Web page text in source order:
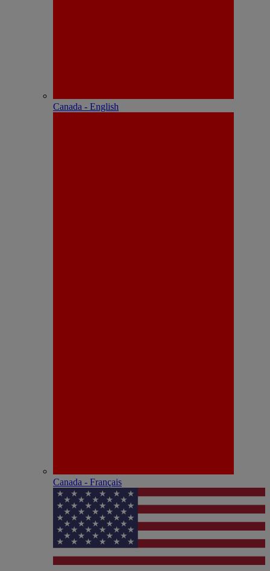
Canada - English
Canada - Français